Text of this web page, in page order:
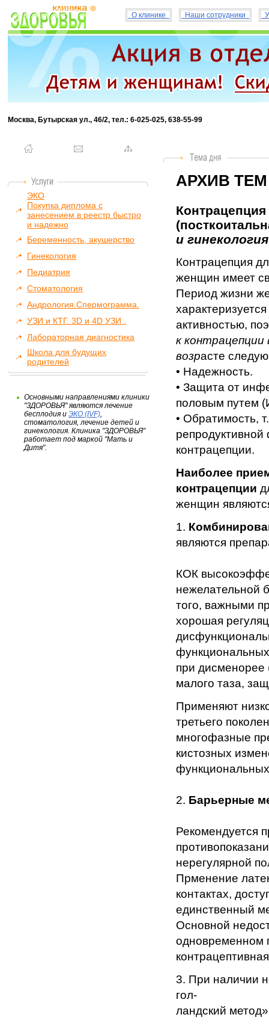
О клинике Наши сотрудники
Москва, Бутырская ул., 46/2, тел.: 6-025-025, 638-55-99
ЭКО
Покупка диплома с
занесением в реестр быстро
и надежно
Беременность, акушерство
Гинекология
Педиатрия
Стоматология
Андрология.Спермограмма.
УЗИ и КТГ. 3D и 4D УЗИ .
Лабораторная диагностика
Школа для будущих
родителей
Основными направлениями клиники
"ЗДОРОВЬЯ" являются лечение
бесплодия и ЭКО (IVF),
стоматология, лечение детей и
гинекология. Клиника "ЗДОРОВЬЯ"
работает под маркой "Мать и
Дитя".
АРХИВ ТЕМ
и гинекология
Контрацепция
женщин имеет
Период жизни
активностью,
к
возрасте
• Надежность.
• Защита от
половым путем
• Обратимость,
контрацепции.
Наиболее
контрацепции
женщин
1.
являются
КОК
нежелательной
того, важными
хорошая
при дисменорее
малого таза,
Применяют
третьего
многофазные
кистозных
2. Барьерные
Рекомендуется
нерегулярной
Прменение
контактах,
единственный
Основной
одновременном
3. При наличии
гол-
ландский